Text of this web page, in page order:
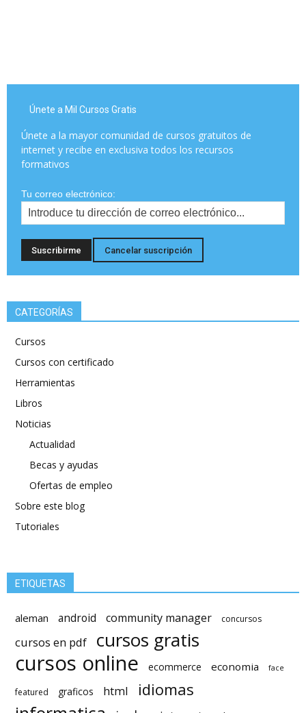
Únete a Mil Cursos Gratis
Únete a la mayor comunidad de cursos gratuitos de
internet y recibe en exclusiva todos los recursos
formativos
Tu correo electrónico:
CATEGORÍAS
Cursos
Cursos con certificado
Herramientas
Libros
Noticias
Actualidad
Becas y ayudas
Ofertas de empleo
Sobre este blog
Tutoriales
ETIQUETAS
aleman android community manager concursos
cursos en pdf cursos gratis
cursos online ecommerce economia face
featured graficos html idiomas